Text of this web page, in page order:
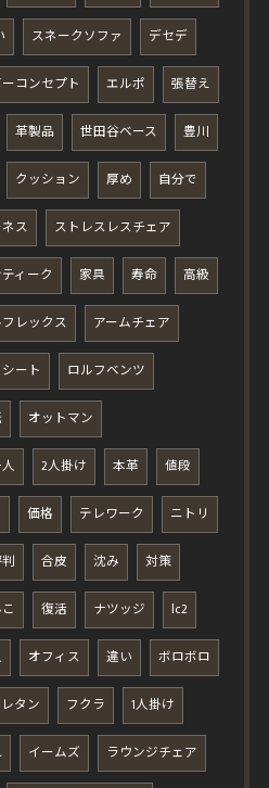
スネークソファ デセデ
コンセプト エルポ 張替え
革製品 世田谷ベース 豊川
クッション 厚め 自分で
ス ストレスレスチェア
ィーク 家具 寿命 高級
レックス アームチェア
シート ロルフベンツ
オットマン
2人掛け 本革 値段
価格 テレワーク ニトリ
合皮 沈み 対策
復活 ナツッジ lc2
オフィス 違い ボロボロ
タン フクラ 1人掛け
イームズ ラウンジチェア